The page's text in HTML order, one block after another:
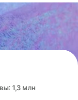
1,3 млн